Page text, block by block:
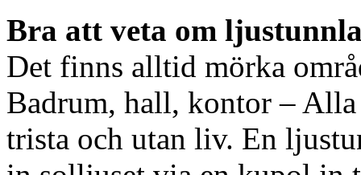
Bra att veta om
Det finns alltid mörka
Badrum, hall, kontor – Alla
trista och utan liv. En